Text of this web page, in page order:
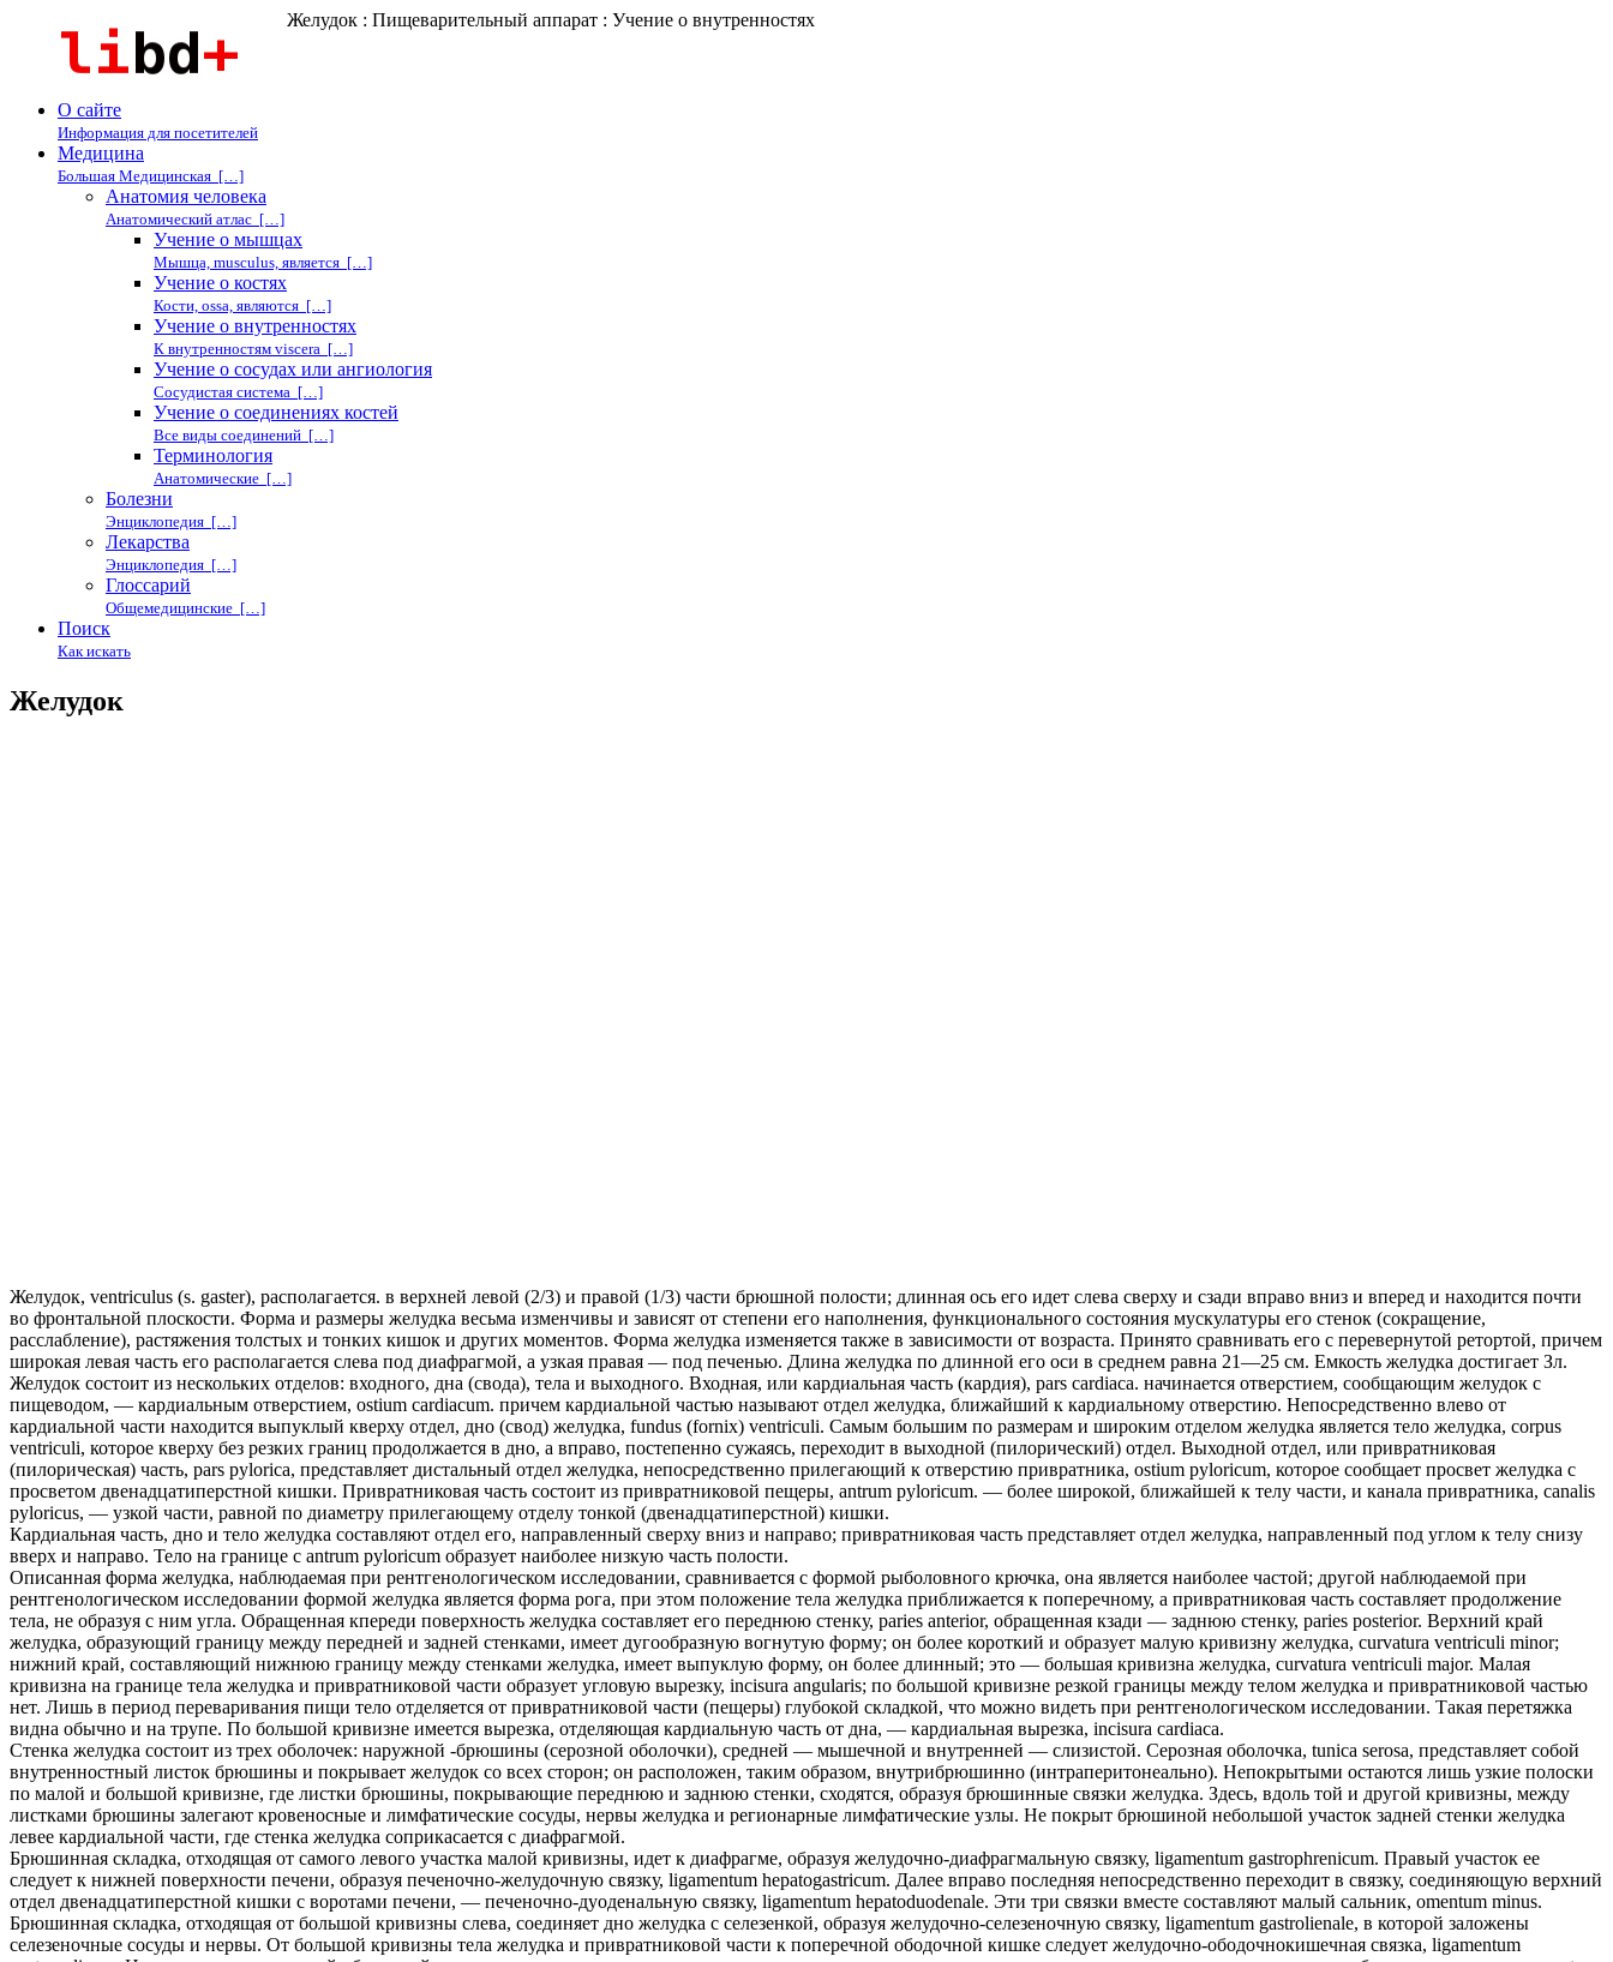
Желудок : Пищеварительный аппарат : Учение о внутренностях
О сайте
Информация для посетителей
Медицина
Большая Медицинская […]
Анатомия человека
Анатомический атлас […]
Учение о мышцах
Мышца, musculus, является […]
Учение о костях
Кости, ossa, являются […]
Учение о внутренностях
К внутренностям viscera […]
Учение о сосудах или ангиология
Сосудистая система […]
Учение о соединениях костей
Все виды соединений […]
Терминология
Анатомические […]
Болезни
Энциклопедия […]
Лекарства
Энциклопедия […]
Глоссарий
Общемедицинские […]
Поиск
Как искать
Желудок
Желудок, ventriculus (s. gaster), располагается. в верхней левой (2/3) и правой (1/3) части брюшной полости; длинная ось его идет слева сверху и сзади вправо вниз и вперед и находится почти
во фронтальной плоскости. Форма и размеры желудка весьма изменчивы и зависят от степени его наполнения, функционального состояния мускулатуры его стенок (сокращение,
расслабление), растяжения толстых и тонких кишок и других моментов. Форма желудка изменяется также в зависимости от возраста. Принято сравнивать его с перевернутой ретортой, причем
широкая левая часть его располагается слева под диафрагмой, а узкая правая — под печенью. Длина желудка по длинной его оси в среднем равна 21—25 см. Емкость желудка достигает Зл.
Желудок состоит из нескольких отделов: входного, дна (свода), тела и выходного. Входная, или кардиальная часть (кардия), pars cardiaca. начинается отверстием, сообщающим желудок с
пищеводом, — кардиальным отверстием, ostium cardiacum. причем кардиальной частью называют отдел желудка, ближайший к кардиальному отверстию. Непосредственно влево от
кардиальной части находится выпуклый кверху отдел, дно (свод) желудка, fundus (fornix) ventriculi. Самым большим по размерам и широким отделом желудка является тело желудка, corpus
ventriculi, которое кверху без резких границ продолжается в дно, а вправо, постепенно сужаясь, переходит в выходной (пилорический) отдел. Выходной отдел, или привратниковая
(пилорическая) часть, pars pylorica, представляет дистальный отдел желудка, непосредственно прилегающий к отверстию привратника, ostium pyloricum, которое сообщает просвет желудка с
просветом двенадцатиперстной кишки. Привратниковая часть состоит из привратниковой пещеры, antrum pyloricum. — более широкой, ближайшей к телу части, и канала привратника, canalis
pyloricus, — узкой части, равной по диаметру прилегающему отделу тонкой (двенадцатиперстной) кишки.
Кардиальная часть, дно и тело желудка составляют отдел его, направленный сверху вниз и направо; привратниковая часть представляет отдел желудка, направленный под углом к телу снизу
вверх и направо. Тело на границе с antrum pyloricum образует наиболее низкую часть полости.
Описанная форма желудка, наблюдаемая при рентгенологическом исследовании, сравнивается с формой рыболовного крючка, она является наиболее частой; другой наблюдаемой при
рентгенологическом исследовании формой желудка является форма рога, при этом положение тела желудка приближается к поперечному, а привратниковая часть составляет продолжение
тела, не образуя с ним угла. Обращенная кпереди поверхность желудка составляет его переднюю стенку, paries anterior, обращенная кзади — заднюю стенку, paries posterior. Верхний край
желудка, образующий границу между передней и задней стенками, имеет дугообразную вогнутую форму; он более короткий и образует малую кривизну желудка, curvatura ventriculi minor;
нижний край, составляющий нижнюю границу между стенками желудка, имеет выпуклую форму, он более длинный; это — большая кривизна желудка, curvatura ventriculi major. Малая
кривизна на границе тела желудка и привратниковой части образует угловую вырезку, incisura angularis; по большой кривизне резкой границы между телом желудка и привратниковой частью
нет. Лишь в период переваривания пищи тело отделяется от привратниковой части (пещеры) глубокой складкой, что можно видеть при рентгенологическом исследовании. Такая перетяжка
видна обычно и на трупе. По большой кривизне имеется вырезка, отделяющая кардиальную часть от дна, — кардиальная вырезка, incisura cardiaca.
Стенка желудка состоит из трех оболочек: наружной -брюшины (серозной оболочки), средней — мышечной и внутренней — слизистой. Серозная оболочка, tunica serosa, представляет собой
внутренностный листок брюшины и покрывает желудок со всех сторон; он расположен, таким образом, внутрибрюшинно (интраперитонеально). Непокрытыми остаются лишь узкие полоски
по малой и большой кривизне, где листки брюшины, покрывающие переднюю и заднюю стенки, сходятся, образуя брюшинные связки желудка. Здесь, вдоль той и другой кривизны, между
листками брюшины залегают кровеносные и лимфатические сосуды, нервы желудка и регионарные лимфатические узлы. Не покрыт брюшиной небольшой участок задней стенки желудка
левее кардиальной части, где стенка желудка соприкасается с диафрагмой.
Брюшинная складка, отходящая от самого левого участка малой кривизны, идет к диафрагме, образуя желудочно-диафрагмальную связку, ligamentum gastrophrenicum. Правый участок ее
следует к нижней поверхности печени, образуя печеночно-желудочную связку, ligamentum hepatogastricum. Далее вправо последняя непосредственно переходит в связку, соединяющую верхний
отдел двенадцатиперстной кишки с воротами печени, — печеночно-дуоденальную связку, ligamentum hepatoduodenale. Эти три связки вместе составляют малый сальник, omentum minus.
Брюшинная складка, отходящая от большой кривизны слева, соединяет дно желудка с селезенкой, образуя желудочно-селезеночную связку, ligamentum gastrolienale, в которой заложены
селезеночные сосуды и нервы. От большой кривизны тела желудка и привратниковой части к поперечной ободочной кишке следует желудочно-ободочнокишечная связка, ligamentum